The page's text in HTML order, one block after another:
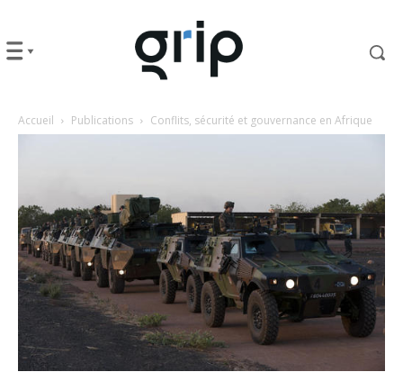
Accueil Publications Conflits, sécurité et gouvernance en Afrique